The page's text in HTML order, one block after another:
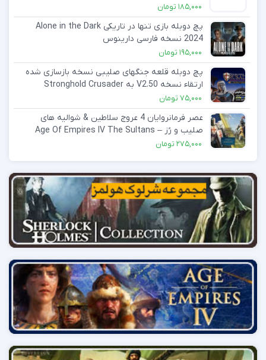
185,000 تومان
پچ دوبله بازی تنها در تاریکی Alone in the Dark
2024 نسخه فارسی دارینوس
195,000 تومان
پچ دوبله قلعه جنگهای صلیبی نسخه بازسازی شده
ارتقاء نسخه V2.50 به Stronghold Crusader
Definitive Edition V2.70 دوبله فارسی دارینوس
75,000 تومان
عصر فرمانروایان 4 عروج سلاطین & شوالیه های
صلیب و رُز – Age Of Empires IV The Sultans
275,000 تومان